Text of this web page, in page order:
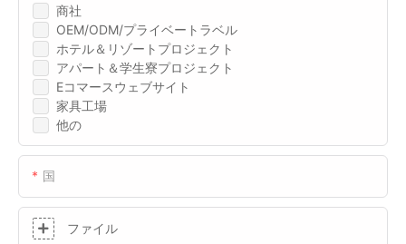
商社
OEM/ODM/プライベートラベル
ホテル＆リゾートプロジェクト
アパート＆学生寮プロジェクト
Eコマースウェブサイト
家具工場
他の
国
ファイル